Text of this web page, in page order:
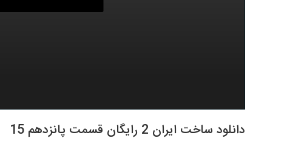
دانلود ساخت ایران 2 رایگان قسمت پانزدهم 15